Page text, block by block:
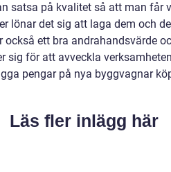
satsa på kvalitet så att man får
lönar det sig att laga dem och
ett bra andrahandsvärde
sig för att avveckla
pengar på nya byggvagnar
Läs fler inlägg här